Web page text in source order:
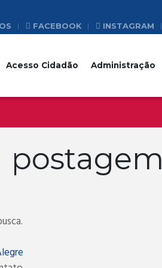
FACEBOOK INSTAGRAM
Acesso Cidadão Administração